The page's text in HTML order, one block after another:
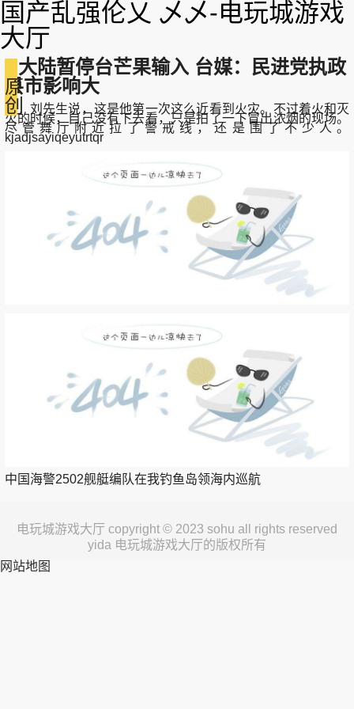
国产乱强伦乂 乄乄-电玩城游戏
大厅
原
创
大陆暂停台芒果输入 台媒：民进党执政
县市影响大
刘先生说，这是他第一次这么近看到火灾。不过着火和灭
火的时候，自己没有下去看，只是拍了一下冒出浓烟的现场。
尽管舞厅附近拉了警戒线，还是围了不少人。
kjadjsayiqeyutrtqr
中国海警2502舰艇编队在我钓鱼岛领海内巡航
电玩城游戏大厅 copyright © 2023 sohu all rights reserved
yida 电玩城游戏大厅的版权所有
网站地图